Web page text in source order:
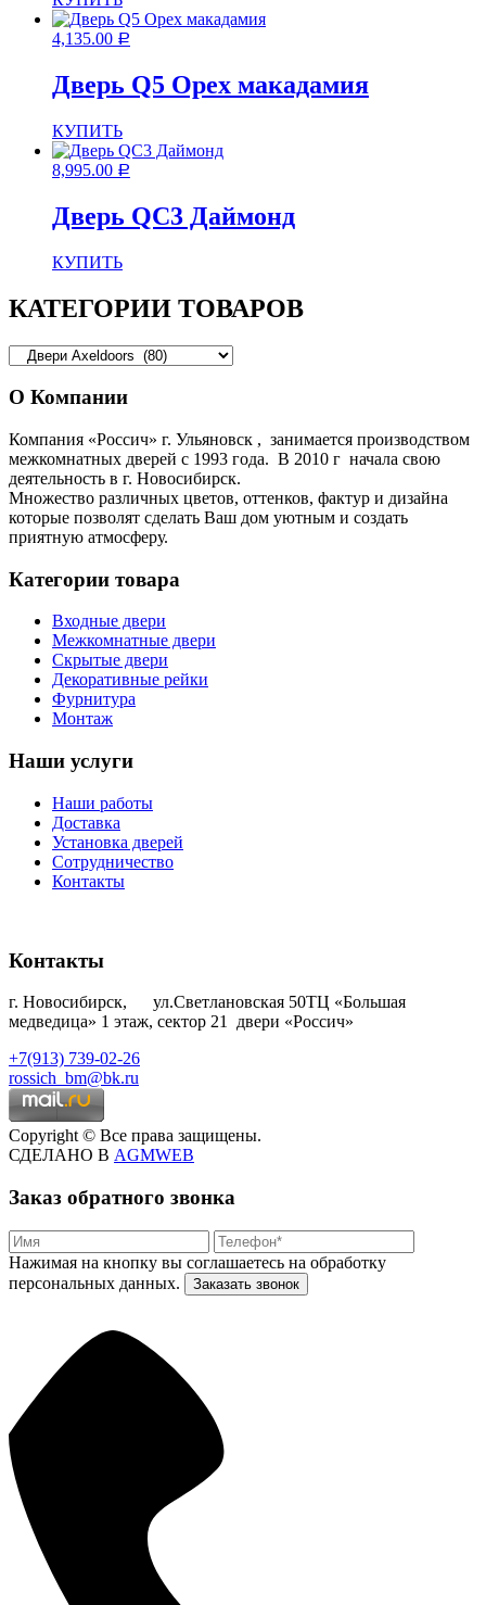
4,135.00 Р
Дверь Q5 Орех макадамия
КУПИТЬ
8,995.00 Р
Дверь QC3 Даймонд
КУПИТЬ
КАТЕГОРИИ ТОВАРОВ
О Компании
Компания «Россич» г. Ульяновск , занимается производством
межкомнатных дверей с 1993 года. В 2010 г начала свою
деятельность в г. Новосибирск.
Множество различных цветов, оттенков, фактур и дизайна
которые позволят сделать Ваш дом уютным и создать
приятную атмосферу.
Категории товара
Входные двери
Межкомнатные двери
Скрытые двери
Декоративные рейки
Фурнитура
Монтаж
Наши услуги
Наши работы
Доставка
Установка дверей
Сотрудничество
Контакты
Контакты
г. Новосибирск, ул.Светлановская 50ТЦ «Большая
медведица» 1 этаж, сектор 21 двери «Россич»
+7(913) 739-02-26
rossich_bm@bk.ru
Copyright © Все права защищены.
СДЕЛАНО В AGMWEB
Заказ обратного звонка
Нажимая на кнопку вы соглашаетесь на обработку
персональных данных.
Заказать звонок